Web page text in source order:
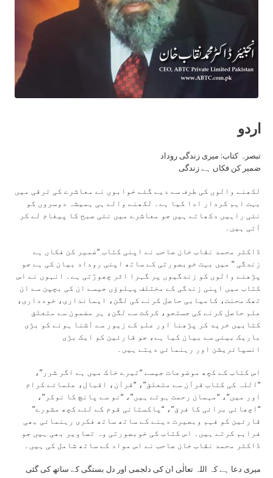
اردو
تبصرہ کتاب: میری زندگی روداد
ضمیر کن فکاں ہے زندگی
لکھنے والوں کی طرف سے دیے گئے خوابوں نے معاشرے کی ترقی میں
بہت اہم کردار ادا کیا ہے۔ لکھنے والے ہی ہمیشہ دوسروں کو
نئی راہیں دکھاتے ہیں جو معاشرے میں نئی صبح کا پیغام لے کر
آتی ہیں۔
ڈاکٹر محمد نقاب خان صاحب نے اپنی کتاب “ضمیر کن فکاں ہے
زندگی ” میں بہت خوبصورتی کے ساتھ اپنی روداد بیان کی ہے جو
پڑھنے والوں کو زندگیوں پر گہرا اثر چھوڑتی ہے۔ انہوں نے اس
کتاب میں اپنی زندگی کے مختلف پہلوؤں جیسے ان کی بچپن سے ان
تھک محنت، کامیابی حاصل کرنے کی لگن، ایمانداری، خودداری،
علم حاصل کرنے کی جستجو، کرکٹ سے لگن، ہر مضمون سے متعلق
کتابیں خرید کر پڑھنا اور علم کے زیور سے آشنا ہونے کو بڑی
باریک بینی سے بیان کیا ہے، جو قارئین کو ایک بڑی
انسپائریشن اور رہنمائی دیتے ہیں۔
اس کتاب کے کچھ موضوعات جیسے “تیرے خاک میں ہے اگر شرر”،
“اللہ کی کتاب قرآن سے متعلق”، “قرآن، اقبال، علمائے کرام
اور میں”، “مہمان رحمت ہوتے ہیں”، “نو سے پانچ کا نوکر”،
“اچھائی برائی کا فرق”، “پاکستانی قوم کے لئے کچھ مشورے”
قارئین کو فہم وبصیرت دینے کے ساتھ ساتھ فکری رہنمائی بھی
فراہم کرتے ہیں۔ اس کتاب کی خوبصورتی وہ تصاویر بھی ہیں جو
ڈاکٹر محمد نقاب خان صاحب نے اس مواد کے ساتھ شامل کی ہیں۔
میری دعا ہے کہ اللہ تعالٰی ان کی دلجمی اور دل بستگی کے ساتھ کی گئی